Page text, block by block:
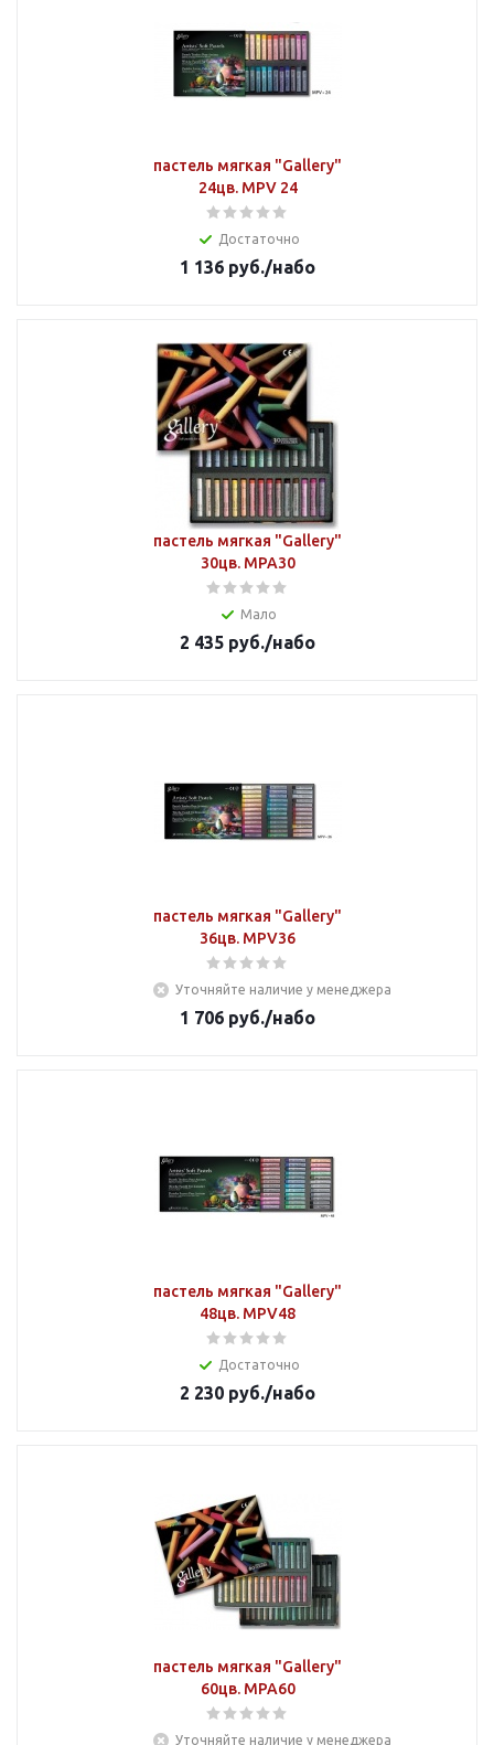
пастель мягкая "Gallery"
24цв. MPV 24
Достаточно
1 136 руб./набо
пастель мягкая "Gallery"
30цв. MPA30
Мало
2 435 руб./набо
пастель мягкая "Gallery"
36цв. MPV36
Уточняйте наличие у менеджера
1 706 руб./набо
пастель мягкая "Gallery"
48цв. MPV48
Достаточно
2 230 руб./набо
пастель мягкая "Gallery"
60цв. MPA60
Уточняйте наличие у менеджера